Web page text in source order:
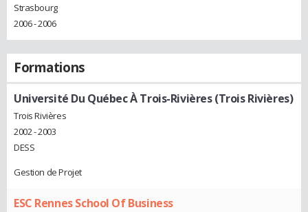
Strasbourg
2006 - 2006
Formations
Université Du Québec À Trois-Rivières (Trois Rivières)
Trois Rivières
2002 - 2003
DESS
Gestion de Projet
ESC Rennes School Of Business